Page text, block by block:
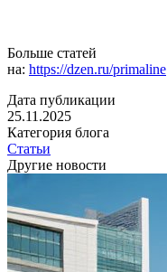
Больше статей
на: https://dzen.ru/primaline
Дата публикации
25.11.2025
Категория блога
Статьи
Другие новости